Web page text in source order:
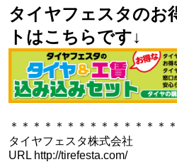
タイヤフェスタのお
トはこちらです↓
＊＊＊＊＊＊＊＊＊＊＊＊＊＊
タイヤフェスタ株式会社
URL http://tirefesta.com/